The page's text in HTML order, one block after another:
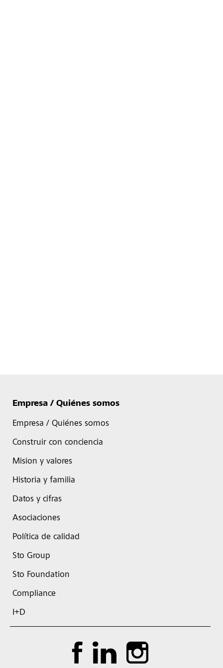
Empresa / Quiénes somos
Empresa / Quiénes somos
Construir con conciencia
Mision y valores
Historia y familia
Datos y cifras
Asociaciones
Política de calidad
Sto Group
Sto Foundation
Compliance
I+D